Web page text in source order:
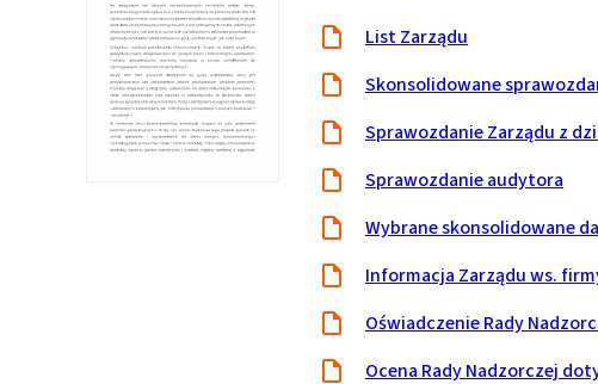
List Zarządu
Skonsolidowane
Sprawozdanie Zarządu z
Sprawozdanie audytora
Wybrane skonsolidowane
Informacja Zarządu ws.
Oświadczenie Rady
Ocena Rady Nadzorczej